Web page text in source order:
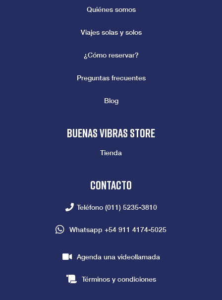
Quiénes somos
Viajes solas y solos
¿Cómo reservar?
Preguntas frecuentes
Blog
Buenas vibras store
Tienda
Contacto
Teléfono (011) 5235-3810
Whatsapp +54 911 4174-5025
Agenda una videollamada
Términos y condiciones